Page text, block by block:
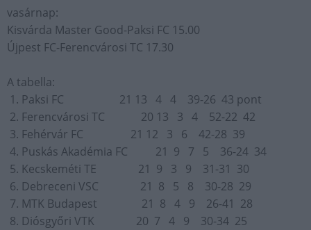
vasárnap:
Kisvárda Master Good-Paksi FC 15.00
Újpest FC-Ferencvárosi TC 17.30
A tabella:
1. Paksi FC 21 13 4 4 39-26 43 pont
2. Ferencvárosi TC 20 13 3 4 52-22 42
3. Fehérvár FC 21 12 3 6 42-28 39
4. Puskás Akadémia FC 21 9 7 5 36-24 34
5. Kecskeméti TE 21 9 3 9 31-31 30
6. Debreceni VSC 21 8 5 8 30-28 29
7. MTK Budapest 21 8 4 9 26-41 28
8. Diósgyőri VTK 20 7 4 9 30-34 25